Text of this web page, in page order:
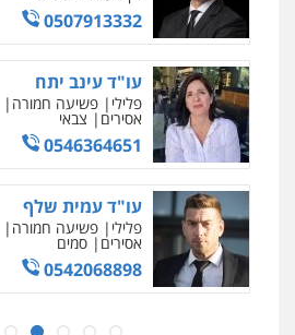
עו"ד נעם שביט
פלילי פשיעה חמורה
פסיכיאטריה משפטית
0506216048
עו"ד דותן דניאלי
פלילי פשיעה חמורה
כלכלית עורכי דין
0542442982
עו"ד אורנת קמרון
משפחה נוער